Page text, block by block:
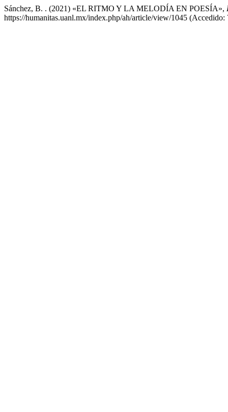
Sánchez, B. . (2021) «EL RITMO Y LA MELODÍA EN POESÍA»,
https://humanitas.uanl.mx/index.php/ah/article/view/1045 (Accedido: